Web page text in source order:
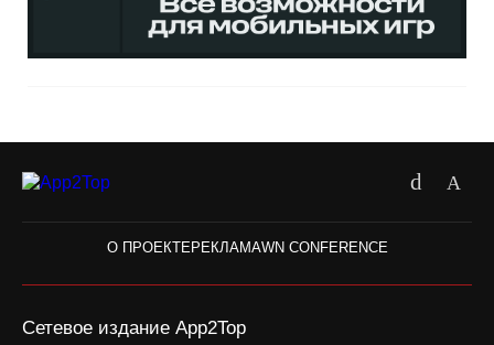
О ПРОЕКТЕРЕКЛАМАWN CONFERENCE
Сетевое издание App2Top